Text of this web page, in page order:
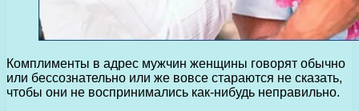
Комплименты в адрес мужчин женщины говорят обычно
или бессознательно или же вовсе стараются не сказать,
чтобы они не воспринимались как-нибудь неправильно.